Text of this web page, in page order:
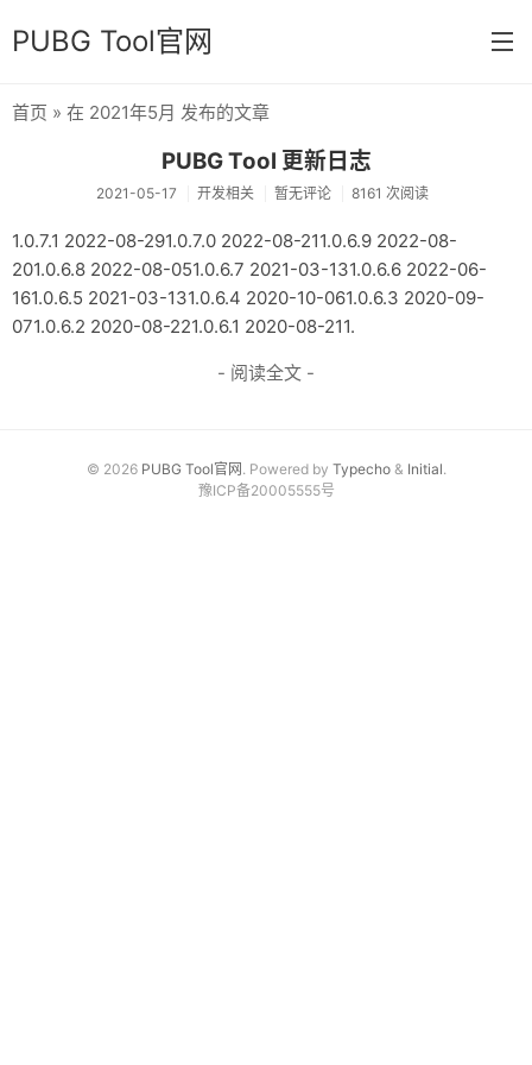
PUBG Tool官网
分类
杂七杂八
运营日常
新版发布
开发相关
链接
首页 » 在 2021年5月 发布的文章
PUBG Tool 更新日志
2021-05-17 开发相关 暂无评论 8161 次阅读
1.0.7.1 2022-08-291.0.7.0 2022-08-211.0.6.9 2022-08-
201.0.6.8 2022-08-051.0.6.7 2021-03-131.0.6.6 2022-06-
161.0.6.5 2021-03-131.0.6.4 2020-10-061.0.6.3 2020-09-
071.0.6.2 2020-08-221.0.6.1 2020-08-211.
- 阅读全文 -
© 2026 PUBG Tool官网 . Powered by Typecho& Initial.
豫ICP备20005555号